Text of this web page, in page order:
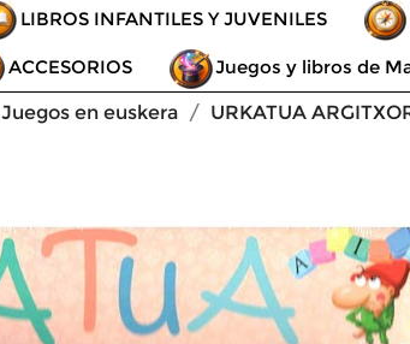
LIBROS INFANTILES Y JUVENILES
ACCESORIOS Juegos y libros de
Juegos en euskera URKATUA